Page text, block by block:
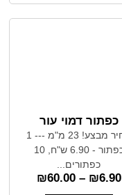
כפתור דמוי עור
מחיר מבצע! 23 מ"מ --- 1
כפתור - 6.90 ש"ח, 10
כפתורים...
₪6.90
–
₪60.00